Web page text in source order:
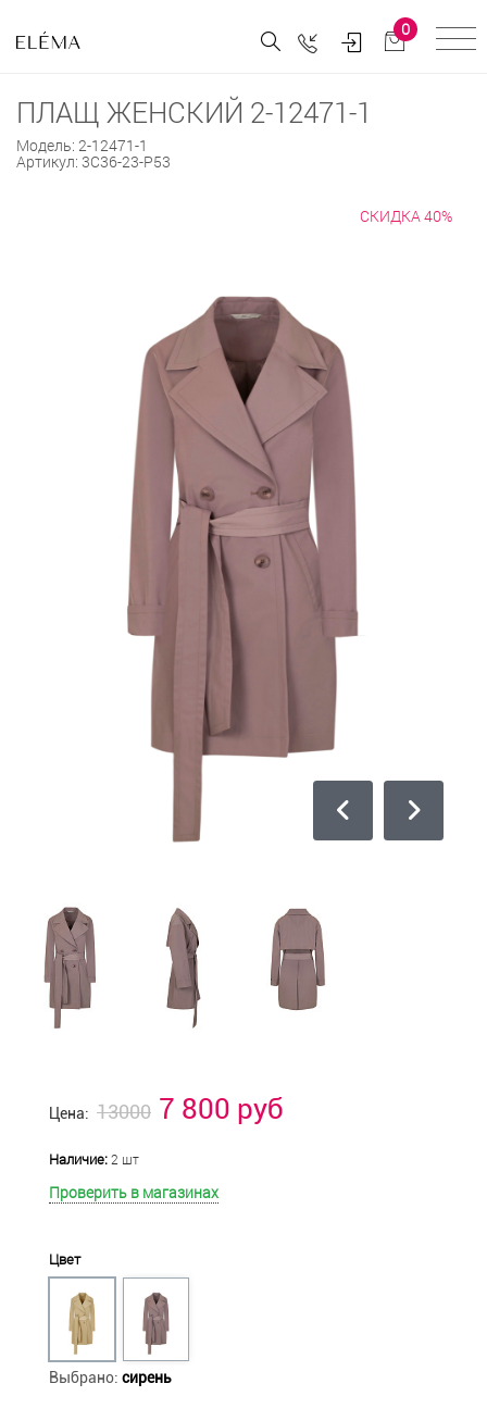
0
ПЛАЩ ЖЕНСКИЙ 2-12471-1
Модель: 2-12471-1
Артикул: 3С36-23-Р53
СКИДКА 40%
Цена: 13000 7 800 руб
Наличие:2 шт
Проверить в магазинах
Цвет
Выбрано: сирень